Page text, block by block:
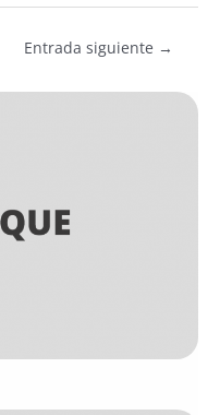
Entrada siguiente →